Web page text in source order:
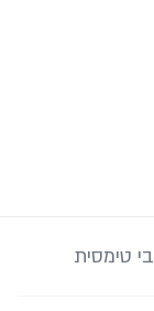
טימסית